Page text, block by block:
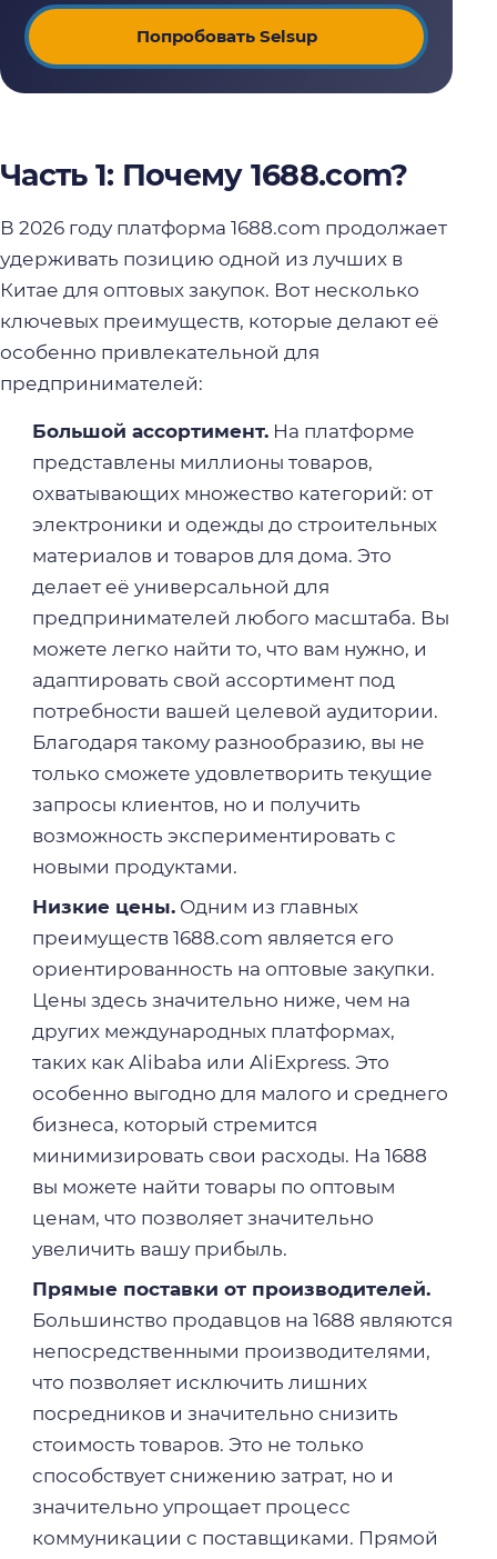
Попробовать Selsup
Часть 1: Почему 1688.com?
В 2026 году платформа 1688.com продолжает
удерживать позицию одной из лучших в
Китае для оптовых закупок. Вот несколько
ключевых преимуществ, которые делают её
особенно привлекательной для
предпринимателей:
Большой ассортимент.На платформе
представлены миллионы товаров,
охватывающих множество категорий: от
электроники и одежды до строительных
материалов и товаров для дома. Это
делает её универсальной для
предпринимателей любого масштаба. Вы
можете легко найти то, что вам нужно, и
адаптировать свой ассортимент под
потребности вашей целевой аудитории.
Благодаря такому разнообразию, вы не
только сможете удовлетворить текущие
запросы клиентов, но и получить
возможность экспериментировать с
новыми продуктами.
Низкие цены.Одним из главных
преимуществ 1688.com является его
ориентированность на оптовые закупки.
Цены здесь значительно ниже, чем на
других международных платформах,
таких как Alibaba или AliExpress. Это
особенно выгодно для малого и среднего
бизнеса, который стремится
минимизировать свои расходы. На 1688
вы можете найти товары по оптовым
ценам, что позволяет значительно
увеличить вашу прибыль.
Прямые поставки от производителей.
Большинство продавцов на 1688 являются
непосредственными производителями,
что позволяет исключить лишних
посредников и значительно снизить
стоимость товаров. Это не только
способствует снижению затрат, но и
значительно упрощает процесс
коммуникации с поставщиками. Прямой